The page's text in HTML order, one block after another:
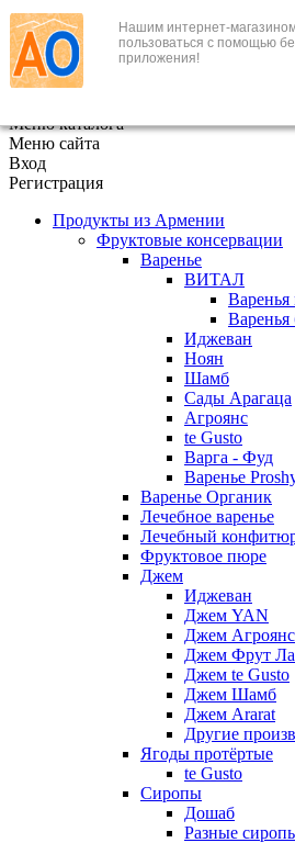
Нашим интернет-
пользоваться с помощью
приложения!
+7 (495) 646-888-1
В корзине
Меню каталога
Меню сайта
Вход
Регистрация
Продукты из Армении
Фруктовые консервации
Варенье
ВИТАЛ
Иджеван
Ноян
Шамб
Сады Арагаца
Агроянс
te Gusto
Варга - Фуд
Варенье
Варенье Органик
Лечебное варенье
Лечебный
Фруктовое пюре
Джем
Иджеван
Джем YAN
Джем Агроянс
Джем Фрут
Джем te Gusto
Джем Шамб
Джем Ararat
Другие
Ягоды протёртые
te Gusto
Сиропы
Дошаб
Разные